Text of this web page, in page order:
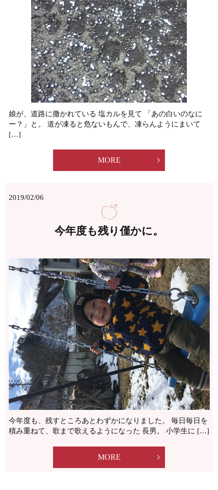
娘が、道路に撒かれている 塩カルを見て 「あの白いのなに
ー？」と。 道が凍ると危ないもんで、凍らんようにまいて
[…]
MORE
2019/02/06
今年度も残り僅かに。
今年度も、残すところあとわずかになりました。 毎日毎日を
積み重ねて、歌まで歌えるようになった 長男。 小学生に […]
MORE